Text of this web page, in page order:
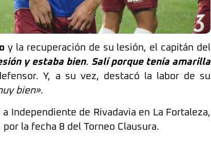
y la recuperación de su lesión, el capitán del
y estaba bien. Salí porque tenía amarilla
Y, a su vez, destacó la labor de su
bien».
Independiente de Rivadavia en La Fortaleza,
la fecha 8 del Torneo Clausura.